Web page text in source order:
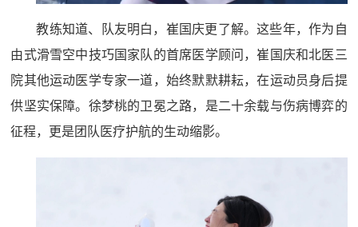
教练知道、队友明白，崔国庆更了解。这些年，作为自
由式滑雪空中技巧国家队的首席医学顾问，崔国庆和北医三
院其他运动医学专家一道，始终默默耕耘，在运动员身后提
供坚实保障。徐梦桃的卫冕之路，是二十余载与伤病博弈的
征程，更是团队医疗护航的生动缩影。